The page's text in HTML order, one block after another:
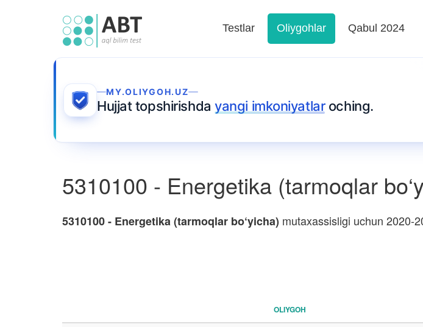
Testlar Oliygohlar Qabul 2024
MY.OLIYGOH.UZ
Hujjat topshirishdayangi imkoniyatlaroching.
5310100 - Energetika (tarmoqlar
5310100 - Energetika (tarmoqlar bo‘yicha) mutaxassisligi uchun 2020-
OLIYGOH